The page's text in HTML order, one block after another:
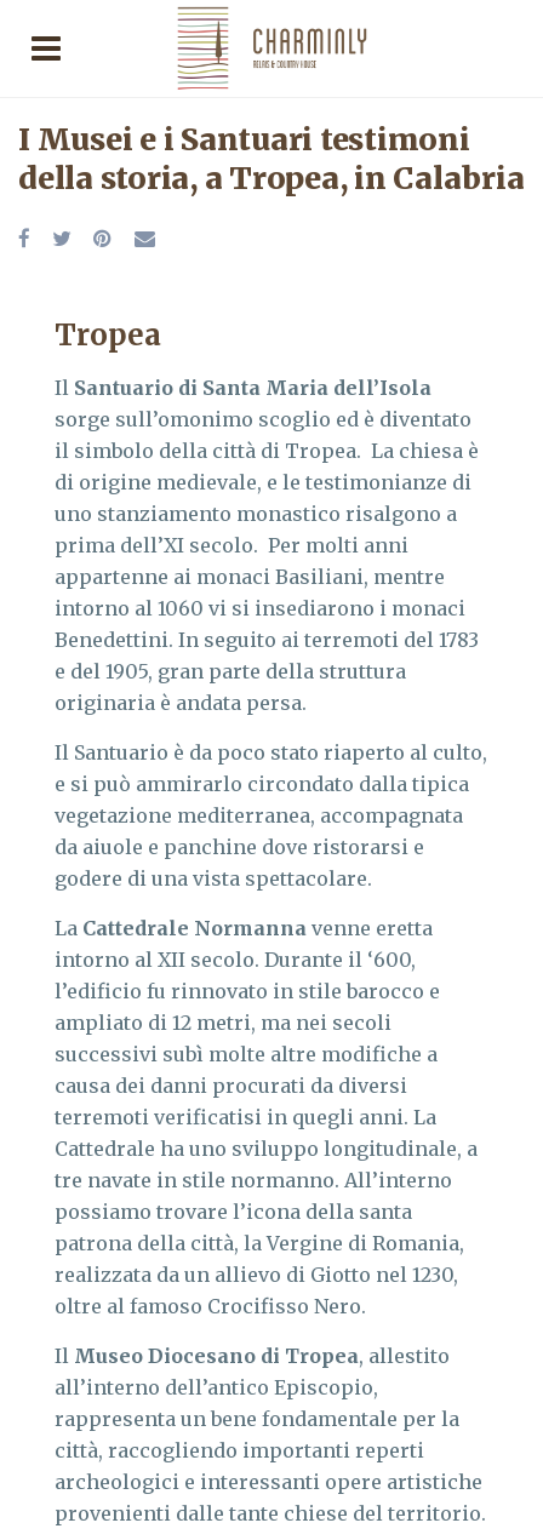
I Musei e i Santuari testimoni
della storia, a Tropea, in Calabria
Tropea
Il Santuario di Santa Maria dell’Isola
sorge sull’omonimo scoglio ed è diventato
il simbolo della città di Tropea. La chiesa è
di origine medievale, e le testimonianze di
uno stanziamento monastico risalgono a
prima dell’XI secolo. Per molti anni
appartenne ai monaci Basiliani, mentre
intorno al 1060 vi si insediarono i monaci
Benedettini. In seguito ai terremoti del 1783
e del 1905, gran parte della struttura
originaria è andata persa.
Il Santuario è da poco stato riaperto al culto,
e si può ammirarlo circondato dalla tipica
vegetazione mediterranea, accompagnata
da aiuole e panchine dove ristorarsi e
godere di una vista spettacolare.
La Cattedrale Normanna venne eretta
intorno al XII secolo. Durante il ‘600,
l’edificio fu rinnovato in stile barocco e
ampliato di 12 metri, ma nei secoli
successivi subì molte altre modifiche a
causa dei danni procurati da diversi
terremoti verificatisi in quegli anni. La
Cattedrale ha uno sviluppo longitudinale, a
tre navate in stile normanno. All’interno
possiamo trovare l’icona della santa
patrona della città, la Vergine di Romania,
realizzata da un allievo di Giotto nel 1230,
oltre al famoso Crocifisso Nero.
Il Museo Diocesano di Tropea, allestito
all’interno dell’antico Episcopio,
rappresenta un bene fondamentale per la
città, raccogliendo importanti reperti
archeologici e interessanti opere artistiche
provenienti dalle tante chiese del territorio.